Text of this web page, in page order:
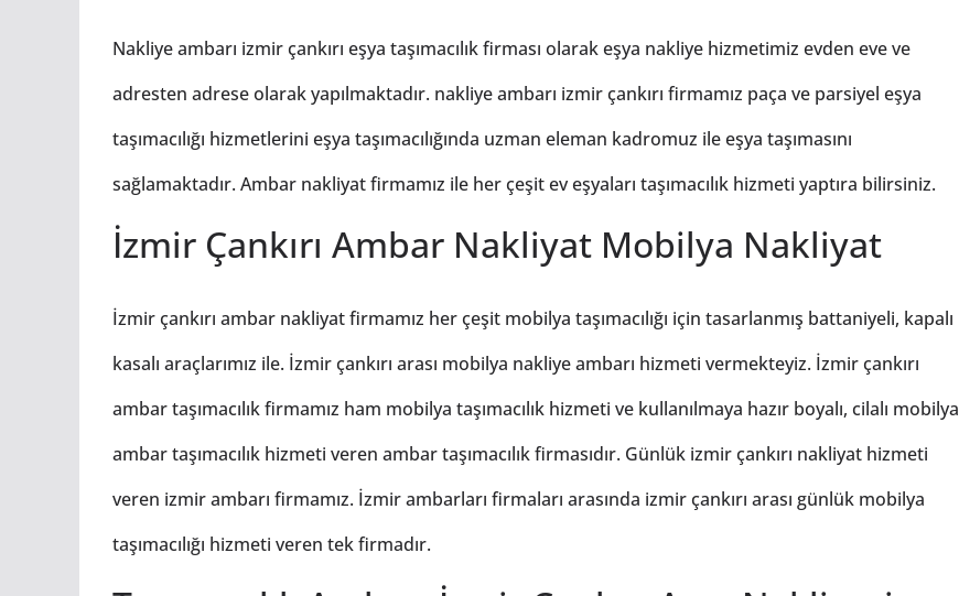
Nakliye ambarı izmir çankırı eşya taşımacılık firması olarak eşya nakliye hizmetimiz evden eve ve
adresten adrese olarak yapılmaktadır. nakliye ambarı izmir çankırı firmamız paça ve parsiyel eşya
taşımacılığı hizmetlerini eşya taşımacılığında uzman eleman kadromuz ile eşya taşımasını
sağlamaktadır. Ambar nakliyat firmamız ile her çeşit ev eşyaları taşımacılık hizmeti yaptıra bilirsiniz.
İzmir Çankırı Ambar Nakliyat Mobilya Nakliyat
İzmir çankırı ambar nakliyat firmamız her çeşit mobilya taşımacılığı için tasarlanmış battaniyeli, kapalı
kasalı araçlarımız ile. İzmir çankırı arası mobilya nakliye ambarı hizmeti vermekteyiz. İzmir çankırı
ambar taşımacılık firmamız ham mobilya taşımacılık hizmeti ve kullanılmaya hazır boyalı, cilalı mobilya
ambar taşımacılık hizmeti veren ambar taşımacılık firmasıdır. Günlük izmir çankırı nakliyat hizmeti
veren izmir ambarı firmamız. İzmir ambarları firmaları arasında izmir çankırı arası günlük mobilya
taşımacılığı hizmeti veren tek firmadır.